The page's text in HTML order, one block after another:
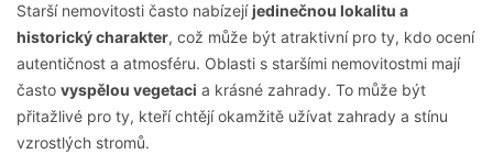
Starší nemovitosti často nabízejíjedinečnou lokalitu a
historický charakter, což může být atraktivní pro ty, kdo ocení
autentičnost a atmosféru. Oblasti s staršími nemovitostmi mají
často vyspělou vegetaci a krásné zahrady. To může být
přitažlivé pro ty, kteří chtějí okamžitě užívat zahrady a stínu
vzrostlých stromů.